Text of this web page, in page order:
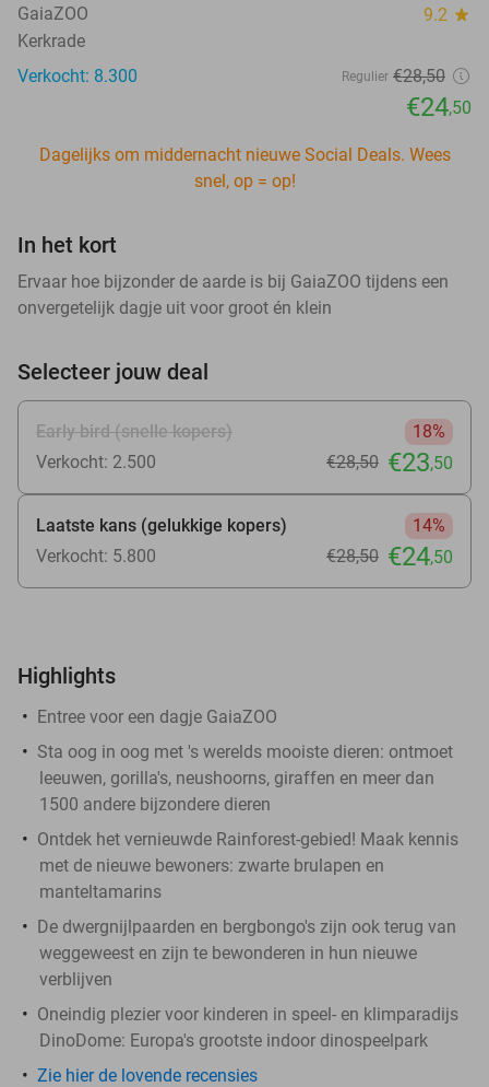
GaiaZOO 9.2 star
Kerkrade
Verkocht: 8.300
Regulier €28,50
€24,50
Dagelijks om middernacht nieuwe Social Deals. Wees
snel, op = op!
In het kort
Ervaar hoe bijzonder de aarde is bij GaiaZOO tijdens een
onvergetelijk dagje uit voor groot én klein
Selecteer jouw deal
Early bird (snelle kopers)
18%
Verkocht: 2.500
€28,50 €23,50
Laatste kans (gelukkige kopers)
14%
Verkocht: 5.800
€28,50 €24,50
Highlights
Entree voor een dagje GaiaZOO
Sta oog in oog met 's werelds mooiste dieren: ontmoet
leeuwen, gorilla's, neushoorns, giraffen en meer dan
1500 andere bijzondere dieren
Ontdek het vernieuwde Rainforest-gebied! Maak kennis
met de nieuwe bewoners: zwarte brulapen en
manteltamarins
De dwergnijlpaarden en bergbongo's zijn ook terug van
weggeweest en zijn te bewonderen in hun nieuwe
verblijven
Oneindig plezier voor kinderen in speel- en klimparadijs
DinoDome: Europa's grootste indoor dinospeelpark
Zie hier de lovende recensies